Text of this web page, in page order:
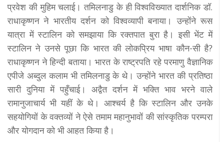
प्रवेश की मुहिम चलाई। तमिलनाडु के ही विश्वविख्यात दार्शनिक डॉ.
राधाकृष्णन ने भारतीय दर्शन को विश्वव्यापी बनाया। उन्होंने रूस
यात्रा में स्टालिन को समझाया कि रक्तपात बुरा है। इसी भेंट में
स्टालिन ने उनसे पूछा कि भारत की लोकप्रिय भाषा कौन-सी है?
राधाकृष्णन ने हिन्दी बताया। भारत के राष्ट्रपति रहे परमाणु वैज्ञानिक
एपीजे अब्दुल कलाम भी तमिलनाडु के थे। उन्होंने भारत की प्रतिष्ठा
सारी दुनिया में पहुँचाई। अद्वैत दर्शन में भक्ति भाव भरने वाले
रामानुजाचार्य भी यहीं के थे। आश्चर्य है कि स्टालिन और उनके
सहयोगियों के वक्तव्यों ने ऐसे तमाम महानुभावों की सांस्कृतिक परम्परा
और योगदान को भी आहत किया है।